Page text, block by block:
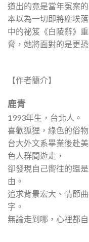
道出的竟是當年冤案的
本以為一切即將塵埃
中的祕笈《白陵辭》
脅，她將面對的是更
【作者簡介】
鹿青
1993年生，台北人。
喜歡狐狸，綠色的俗
台大外文系畢業後赴
色人群間遊走，
卻發現自己嚮往的還
由。
追求背景宏大、情節
字。
無論走到哪，心裡都